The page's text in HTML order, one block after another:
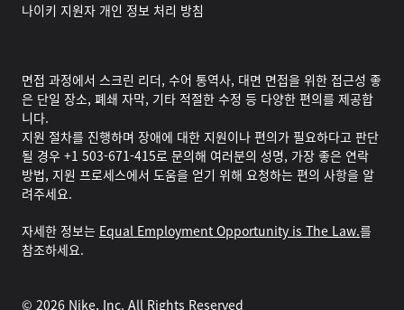
나이키 지원자 개인 정보 처리 방침
면접 과정에서 스크린 리더, 수어 통역사, 대면 면접을 위한 접근성 좋
은 단일 장소, 폐쇄 자막, 기타 적절한 수정 등 다양한 편의를 제공합
니다.
지원 절차를 진행하며 장애에 대한 지원이나 편의가 필요하다고 판단
될 경우 +1 503-671-415로 문의해 여러분의 성명, 가장 좋은 연락
방법, 지원 프로세스에서 도움을 얻기 위해 요청하는 편의 사항을 알
려주세요.
자세한 정보는 Equal Employment Opportunity is The Law.를
참조하세요.
© 2026 Nike, Inc. All Rights Reserved